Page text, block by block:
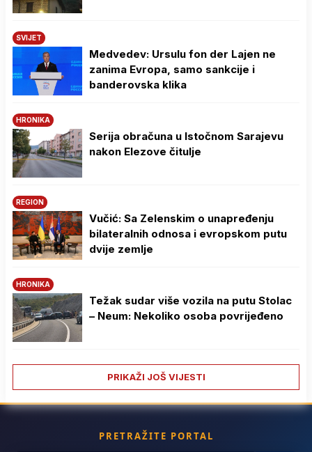
SVIJET
Medvedev: Ursulu fon der Lajen ne
zanima Evropa, samo sankcije i
banderovska klika
HRONIKA
Serija obračuna u Istočnom Sarajevu
nakon Elezove čitulje
REGION
Vučić: Sa Zelenskim o unapređenju
bilateralnih odnosa i evropskom putu
dvije zemlje
HRONIKA
Težak sudar više vozila na putu Stolac
– Neum: Nekoliko osoba povrijeđeno
PRIKAŽI JOŠ VIJESTI
PRETRAŽITE PORTAL